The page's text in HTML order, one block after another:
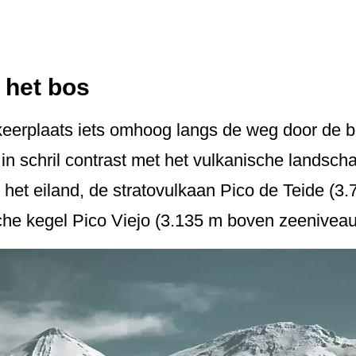
bos
iets omhoog langs de weg door de
schril contrast met het vulkanische
eiland, de stratovulkaan Pico de Teide
kegel Pico Viejo (3.135 m boven